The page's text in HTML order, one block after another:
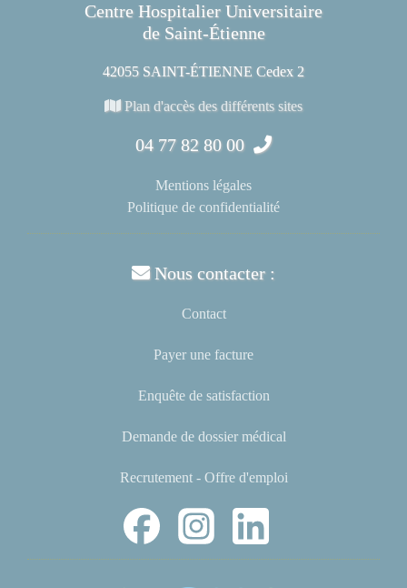
Centre Hospitalier Universitaire
de Saint-Étienne
42055 SAINT-ÉTIENNE Cedex 2
Plan d'accès des différents sites
04 77 82 80 00
Mentions légales
Politique de confidentialité
Nous contacter :
Contact
Payer une facture
Enquête de satisfaction
Demande de dossier médical
Recrutement - Offre d'emploi